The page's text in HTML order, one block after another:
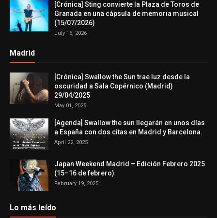
[Crónica] Sting convierte la Plaza de Toros de
Granada en una cápsula de memoria musical
(15/07/2026)
July 16, 2026
Madrid
[Crónica] Swallow the Sun trae luz desde la
oscuridad a Sala Copérnico (Madrid)
29/04/2025
May 01, 2025
[Agenda] Swallow the sun llegarán en unos días
a España con dos citas en Madrid y Barcelona.
April 22, 2025
Japan Weekend Madrid – Edición Febrero 2025
(15–16 de febrero)
February 19, 2025
Lo más leído